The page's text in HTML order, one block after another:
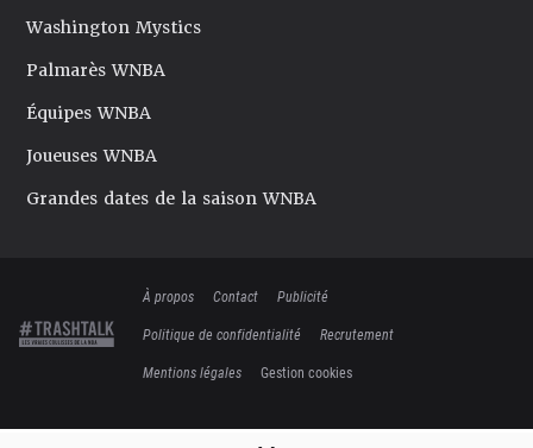
Washington Mystics
Palmarès WNBA
Équipes WNBA
Joueuses WNBA
Grandes dates de la saison WNBA
À propos Contact
Publicité
Politique de confidentialité
Recrutement
Mentions légales
Gestion cookies